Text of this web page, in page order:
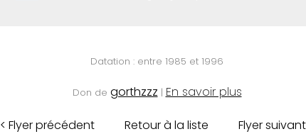
Datation : entre 1985 et 1996
Don de gorthzzz | En savoir plus
< Flyer précédent Retour à la liste Flyer